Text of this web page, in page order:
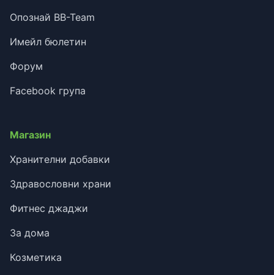
Опознай BB-Team
Имейл бюлетин
Форум
Facebook група
Магазин
Хранителни добавки
Здравословни храни
Фитнес джаджи
За дома
Козметика